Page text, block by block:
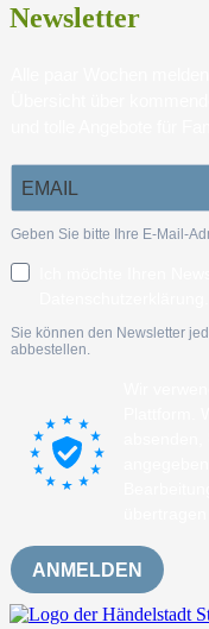
Newsletter
Geben Sie bitte Ihre E-Mail-
Sie können den Newsletter
abbestellen.
ANMELDEN